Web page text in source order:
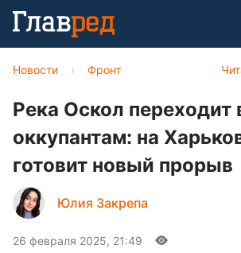
Новости › Фронт
Река Оскол переходит
оккупантам: на
готовит новый прорыв
Юлия Закрепа
26 февраля 2025, 21:49